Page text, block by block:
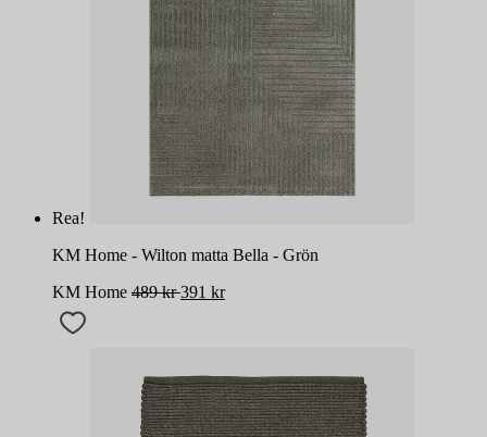
Rea!
KM Home - Wilton matta Bella - Grön
KM Home 489kr 391 kr